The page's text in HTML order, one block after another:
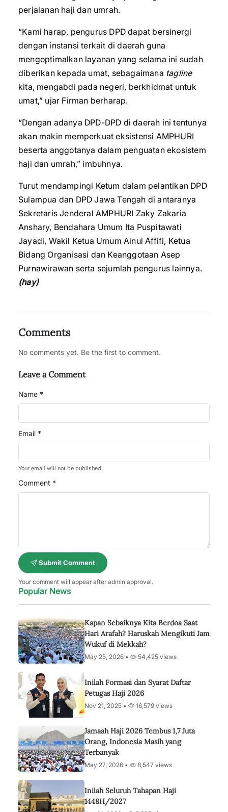
perjalanan haji dan umrah.
“Kami harap, pengurus DPD dapat bersinergi
dengan instansi terkait di daerah guna
mengoptimalkan layanan yang selama ini sudah
diberikan kepada umat, sebagaimana tagline
kita, mengabdi pada negeri, berkhidmat untuk
umat,” ujar Firman berharap.
“Dengan adanya DPD-DPD di daerah ini tentunya
akan makin memperkuat eksistensi AMPHURI
beserta anggotanya dalam penguatan ekosistem
haji dan umrah,” imbuhnya.
Turut mendampingi Ketum dalam pelantikan DPD
Sulampua dan DPD Jawa Tengah di antaranya
Sekretaris Jenderal AMPHURI Zaky Zakaria
Anshary, Bendahara Umum Ita Puspitawati
Jayadi, Wakil Ketua Umum Ainul Affifi, Ketua
Bidang Organisasi dan Keanggotaan Asep
Purnawirawan serta sejumlah pengurus lainnya.
(hay)
Comments
No comments yet. Be the first to comment.
Leave a Comment
Name *
Email *
Your email will not be published.
Comment *
Submit Comment
Your comment will appear after admin approval.
Popular News
Kapan Sebaiknya Kita Berdoa Saat
Hari Arafah? Haruskah Mengikuti Jam
Wukuf di Mekkah?
May 25, 2026 • 54,425 views
Inilah Formasi dan Syarat Daftar
Petugas Haji 2026
Nov 21, 2025 • 16,579 views
Jamaah Haji 2026 Tembus 1,7 Juta
Orang, Indonesia Masih yang
Terbanyak
May 27, 2026 • 8,547 views
Inilah Seluruh Tahapan Haji
1448H/2027